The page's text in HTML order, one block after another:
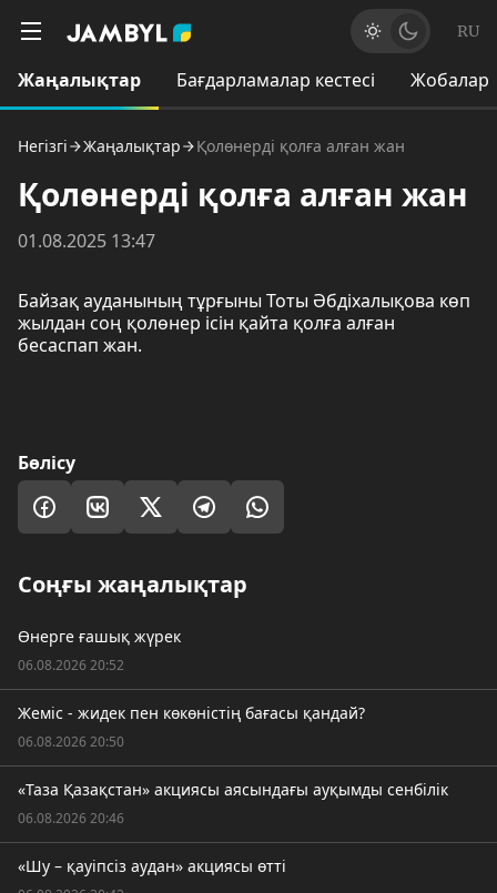
RU
Жаңалықтар Бағдарламалар кестесі Жобалар
Негізгі Жаңалықтар Қолөнерді қолға алған жан
Қолөнерді қолға алған жан
01.08.2025 13:47
Байзақ ауданының тұрғыны Тоты Әбдіхалықова көп
жылдан соң қолөнер ісін қайта қолға алған
бесаспап жан.
Бөлісу
Соңғы жаңалықтар
Өнерге ғашық жүрек
06.08.2026 20:52
Жеміс - жидек пен көкөністің бағасы қандай?
06.08.2026 20:50
«Таза Қазақстан» акциясы аясындағы ауқымды сенбілік
06.08.2026 20:46
«Шу – қауіпсіз аудан» акциясы өтті